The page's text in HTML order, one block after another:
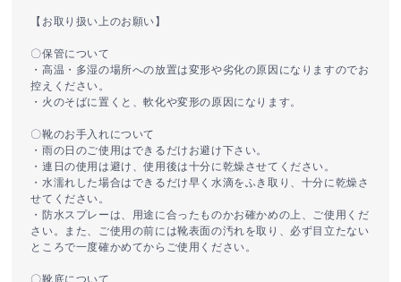
【お取り扱い上のお願い】
〇保管について
・高温・多湿の場所への放置は変形や劣化の原因になりますのでお
控えください。
・火のそばに置くと、軟化や変形の原因になります。
〇靴のお手入れについて
・雨の日のご使用はできるだけお避け下さい。
・連日の使用は避け、使用後は十分に乾燥させてください。
・水濡れした場合はできるだけ早く水滴をふき取り、十分に乾燥さ
せてください。
・防水スプレーは、用途に合ったものかお確かめの上、ご使用くだ
さい。また、ご使用の前には靴表面の汚れを取り、必ず目立たない
ところで一度確かめてからご使用ください。